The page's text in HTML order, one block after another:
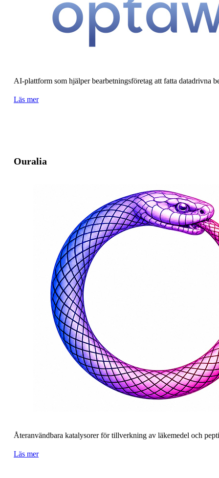
AI-plattform som hjälper bearbetningsföretag att fatta datadrivna
Läs mer
Ouralia
Återanvändbara katalysorer för tillverkning av läkemedel och
Läs mer